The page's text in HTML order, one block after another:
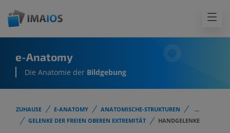
e-Anatomy
Die Anatomie der Bildgebung
ZUHAUSE E-ANATOMY ANATOMISCHE-STRUKTUREN
...
GELENKE DER FREIEN OBEREN EXTREMITÄT
HANDGELENKE